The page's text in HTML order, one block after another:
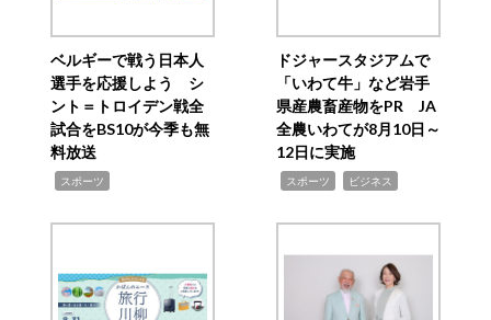
ベルギーで戦う日本人
選手を応援しよう シ
ント＝トロイデン戦全
試合をBS10が今季も無
料放送
スポーツ
ドジャースタジアムで
「いわて牛」など岩手
県産農畜産物をPR JA
全農いわてが8月10日～
12日に実施
スポーツ ビジネス